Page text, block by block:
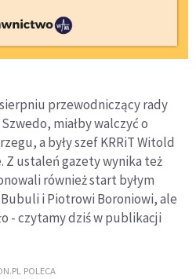
przewodniczący rady
miałby walczyć o
a były szef KRRiT Witold
Z ustaleń gazety wynika też
również start byłym
Bubuli i Piotrowi Boroniowi, ale
- czytamy dziś w publikacji
POLECA